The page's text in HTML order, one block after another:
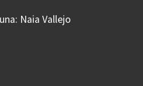
Naia Vallejo